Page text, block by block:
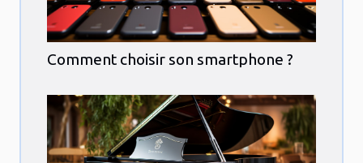
Comment choisir son smartphone ?